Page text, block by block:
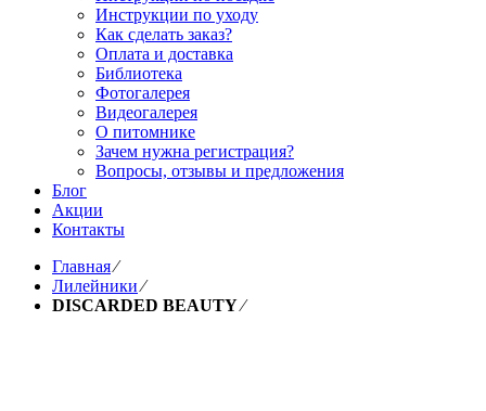
Инструкции по уходу
Как сделать заказ?
Оплата и доставка
Библиотека
Фотогалерея
Видеогалерея
О питомнике
Зачем нужна регистрация?
Вопросы, отзывы и предложения
Блог
Акции
Контакты
Главная⁄
Лилейники⁄
DISCARDED BEAUTY⁄